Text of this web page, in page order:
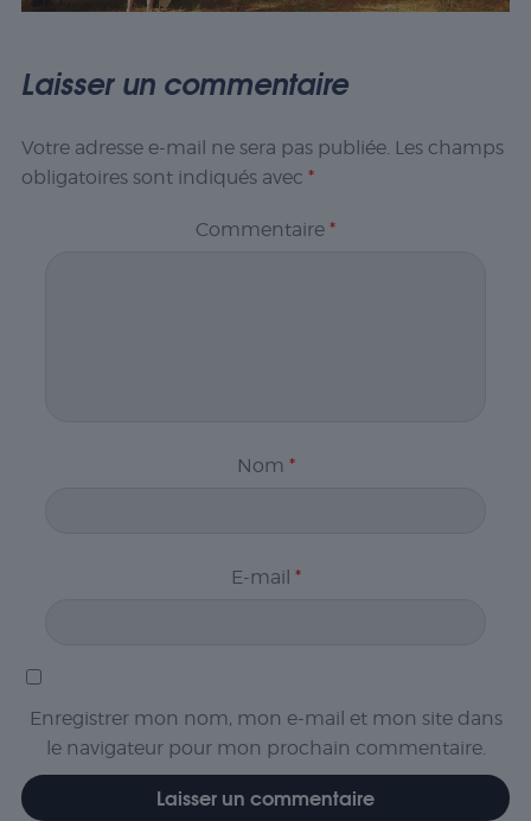
Laisser un commentaire
Votre adresse e-mail ne sera pas publiée. Les champs
obligatoires sont indiqués avec *
Commentaire *
Nom *
E-mail *
Enregistrer mon nom, mon e-mail et mon site dans
le navigateur pour mon prochain commentaire.